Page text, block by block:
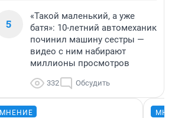
5
«Такой маленький, а уже
батя»: 10-летний автомеханик
починил машину сестры —
видео с ним набирают
миллионы просмотров
332 Обсудить
МНЕНИЕ